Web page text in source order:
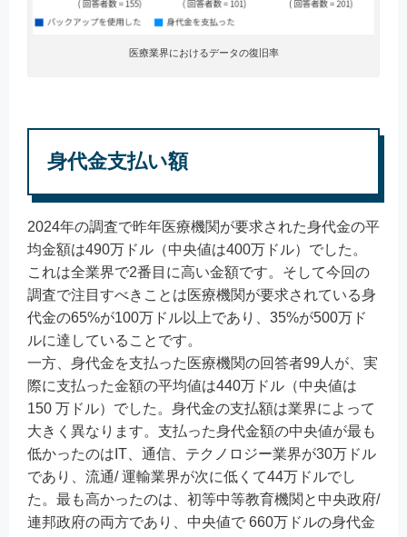
医療業界におけるデータの復旧率
身代金支払い額​
2024年の調査で昨年医療機関が要求された身代金の平
均金額は490万ドル（中央値は400万ドル）でした。
これは全業界で2番目に高い金額です。そして今回の
調査で注目すべきことは医療機関が要求されている身
代金の65%が100万ドル以上であり、35%が500万ド
ルに達していることです。
一方、身代金を支払った医療機関の回答者99人が、実
際に支払った金額の平均値は440万ドル（中央値は
150 万ドル）でした。身代金の支払額は業界によって
大きく異なります。支払った身代金額の中央値が最も
低かったのはIT、通信、テクノロジー業界が30万ドル
であり、流通/ 運輸業界が次に低くて44万ドルでし
た。最も高かったのは、初等中等教育機関と中央政府/
連邦政府の両方であり、中央値で 660万ドルの身代金